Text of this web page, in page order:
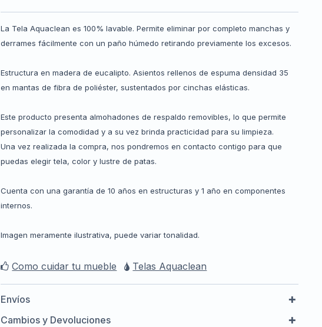
La Tela Aquaclean es 100% lavable. Permite eliminar por completo manchas y
derrames fácilmente con un paño húmedo retirando previamente los excesos.
Estructura en madera de eucalipto. Asientos rellenos de espuma densidad 35
en mantas de fibra de poliéster, sustentados por cinchas elásticas.
Este producto presenta almohadones de respaldo removibles, lo que permite
personalizar la comodidad y a su vez brinda practicidad para su limpieza.
Una vez realizada la compra, nos pondremos en contacto contigo para que
puedas elegir tela, color y lustre de patas.
Cuenta con una garantía de 10 años en estructuras y 1 año en componentes
internos.
Imagen meramente ilustrativa, puede variar tonalidad.
Como cuidar tu mueble Telas Aquaclean
Envíos
Cambios y Devoluciones